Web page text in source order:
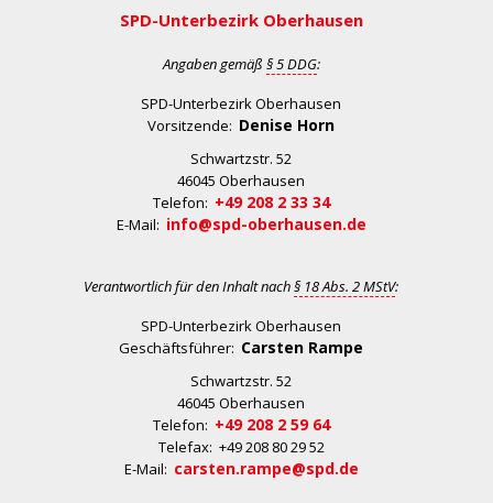
SPD-Unterbezirk Oberhausen
Angaben gemäß § 5 DDG:
SPD-Unterbezirk Oberhausen
Vorsitzende: Denise Horn
Schwartzstr. 52
46045 Oberhausen
Telefon: +49 208 2 33 34
E-Mail: info@spd-oberhausen.de
Verantwortlich für den Inhalt nach§ 18 Abs. 2 MStV:
SPD-Unterbezirk Oberhausen
Geschäftsführer: Carsten Rampe
Schwartzstr. 52
46045 Oberhausen
Telefon: +49 208 2 59 64
Telefax: +49 208 80 29 52
E-Mail: carsten.rampe@spd.de